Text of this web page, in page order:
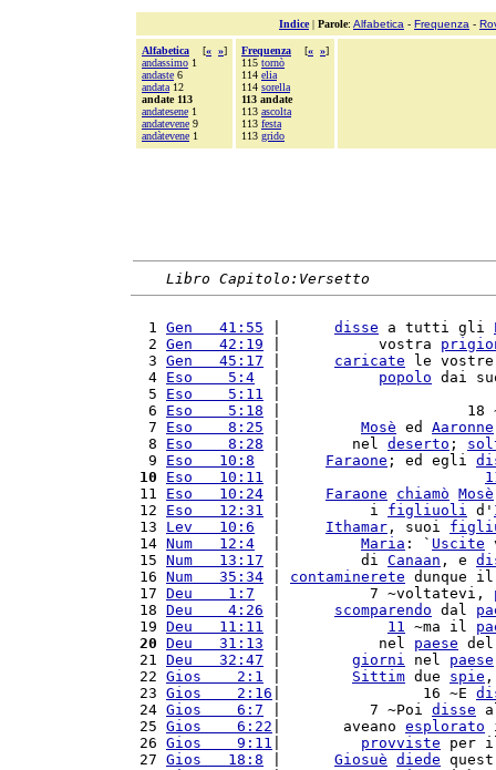
Indice| Parole: Alfabetica - Frequenza -
Alfabetica [« »]
andassimo 1
andaste 6
andata 12
andate 113
andatesene 1
andatevene 9
andàtevene 1
Frequenza [« »]
115 tornò
114 elia
114 sorella
113 andate
113 ascolta
113 festa
113 grido
Libro Capitolo:Versetto
  1
Gen   41:55 disse a tutti gli
  2
Gen   42:19 |           vostra
  3
Gen   45:17 caricate le
  4
Eso    5:4 popolo dai
  5
Eso    5:11
  6
Eso    5:18 |                     18
  7
Eso    8:25 Mosè ed Aaronne
  8
Eso    8:28 |        nel deserto ;
  9
Eso   10:8 Faraone ; ed egli
10
Eso   10:11
11 Eso   10:24 Faraone chiamò Mosè
12 Eso   12:31 |          i figliuoli d'
13 Lev   10:6 Ithamar , suoi
14 Num   12:4 Maria : ` Uscite
15 Num   13:17 |         di Canaan , e
16 Num   35:34 contaminerete dunque
17 Deu    1:7
  |          7 ~voltatevi,
18 Deu    4:26 scomparendo dal
19 Deu   11:11 11 ~ma il
20 Deu   31:13 |           nel paese
21 Deu   32:47 giorni nel paese
22 Gios    2:1 Sittim due spie
23 Gios    2:16 |                16 ~E
24 Gios    6:7 |          7 ~Poi disse
25 Gios    6:22 |       aveano esplorato
26 Gios    9:11 provviste per
27 Gios   18:8 Giosuè diede